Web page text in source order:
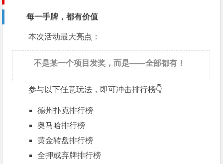
每一手牌，都有价值
本次活动最大亮点：
不是某一个项目发奖，而是——全部都有！
参与以下任意玩法，即可冲击排行榜👇
德州扑克排行榜
奥马哈排行榜
黄金转盘排行榜
全押或弃牌排行榜